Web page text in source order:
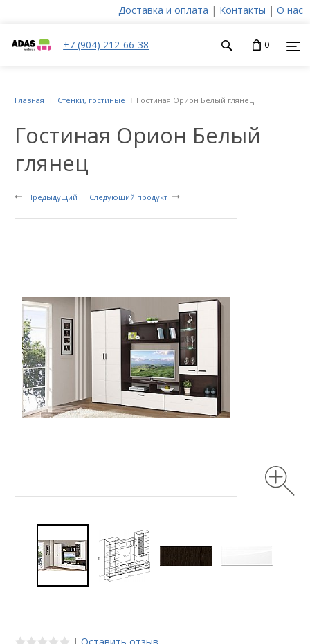
Доставка и оплата | Контакты | О нас
+7 (904) 212-66-38 0
Гостиная Орион Белый
глянец
Предыдущий Следующий продукт
Главная Стенки, гостиные Гостиная Орион Белый глянец